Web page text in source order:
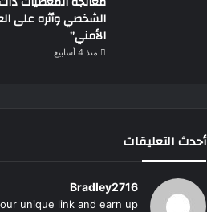
الشخصي وأثره على
الأمني”
منذ 4 أسابيع
أحدث التعليقات
Bradley2716
unique link and earn up